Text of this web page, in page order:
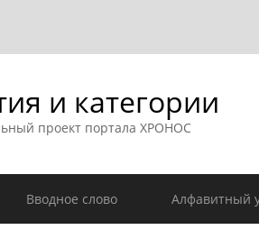
и категории
проект портала ХРОНОС
Вводное слово Алфавитный